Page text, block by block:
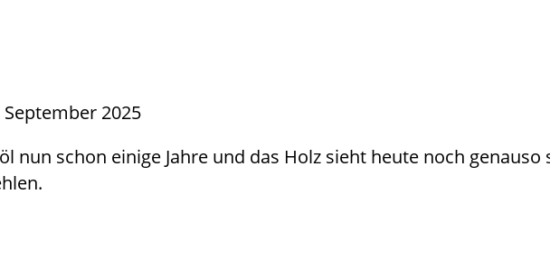
September 2025
nun schon einige Jahre und das Holz sieht heute noch